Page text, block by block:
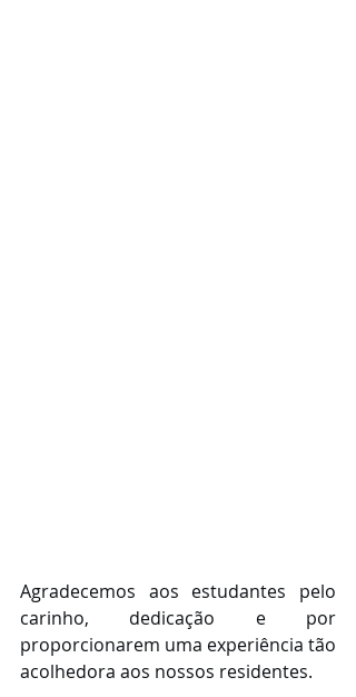
Agradecemos aos estudantes pelo
carinho, dedicação e por
proporcionarem uma experiência tão
acolhedora aos nossos residentes.